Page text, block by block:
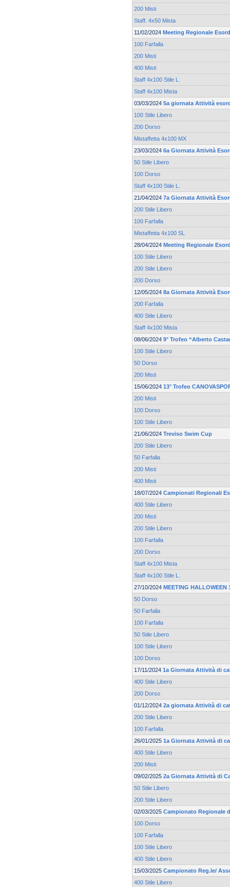
200 Misti
Staff. 4x50 Mista
11/02/2024 Meeting Regionale
100 Farfalla
200 Misti
400 Misti
Staff 4x100 Stile L.
Staff 4x100 Mista
03/03/2024 5a giornata Attività
100 Stile Libero
200 Dorso
Mistaffetta 4x100 MX
23/03/2024 6a Giornata Attività
50 Stile Libero
100 Dorso
Staff 4x100 Stile L.
21/04/2024 7a Giornata Attività
200 Stile Libero
100 Farfalla
Mistaffetta 4x100 SL
28/04/2024 Meeting Regionale
100 Stile Libero
200 Stile Libero
200 Dorso
12/05/2024 8a Giornata Attività
200 Farfalla
400 Stile Libero
Staff 4x100 Mista
08/06/2024 9° Trofeo “Alberto
100 Stile Libero
50 Dorso
200 Misti
15/06/2024 13° Trofeo
200 Misti
100 Dorso
100 Stile Libero
21/06/2024 Treviso Swim Cup
200 Stile Libero
50 Farfalla
200 Misti
400 Misti
18/07/2024 Campionati Regionali
400 Stile Libero
200 Misti
200 Stile Libero
100 Farfalla
200 Dorso
Staff 4x100 Mista
Staff 4x100 Stile L.
27/10/2024 MEETING HALLOWEEN
50 Dorso
50 Farfalla
100 Farfalla
50 Stile Libero
100 Stile Libero
100 Dorso
17/11/2024 1a Giornata Attività di
400 Stile Libero
200 Dorso
01/12/2024 2a giornata Attività di
200 Stile Libero
100 Farfalla
26/01/2025 1a Giornata Attività di
400 Stile Libero
200 Misti
09/02/2025 2a Giornata Attività di
50 Stile Libero
200 Stile Libero
02/03/2025 Campionato Regionale
100 Dorso
100 Farfalla
100 Stile Libero
400 Stile Libero
15/03/2025 Campionato Reg.le/
400 Stile Libero